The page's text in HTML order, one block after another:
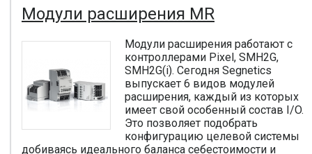
Модули расширения MR
Модули расширения работают с
контроллерами Pixel, SMH2G,
SMH2G(i). Сегодня Segnetics
выпускает 6 видов модулей
расширения, каждый из которых
имеет свой особенный состав I/O.
Это позволяет подобрать
конфигурацию целевой системы
добиваясь идеального баланса себестоимости и